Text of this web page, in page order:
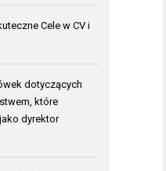
Cele w CV i
dotyczących
które
dyrektor